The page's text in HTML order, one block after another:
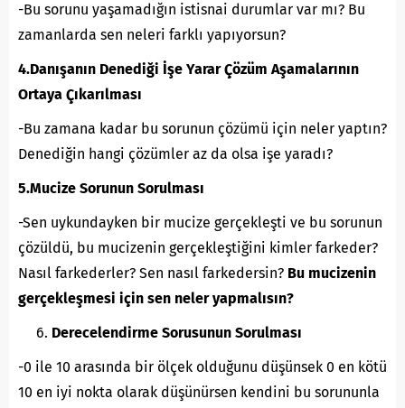
-Bu sorunu yaşamadığın istisnai durumlar var mı? Bu
zamanlarda sen neleri farklı yapıyorsun?
4.Danışanın Denediği İşe Yarar Çözüm Aşamalarının
Ortaya Çıkarılması
-Bu zamana kadar bu sorunun çözümü için neler yaptın?
Denediğin hangi çözümler az da olsa işe yaradı?
5.Mucize Sorunun Sorulması
-Sen uykundayken bir mucize gerçekleşti ve bu sorunun
çözüldü, bu mucizenin gerçekleştiğini kimler farkeder?
Nasıl farkederler? Sen nasıl farkedersin? Bu mucizenin
gerçekleşmesi için sen neler yapmalısın?
Derecelendirme Sorusunun Sorulması
-0 ile 10 arasında bir ölçek olduğunu düşünsek 0 en kötü
10 en iyi nokta olarak düşünürsen kendini bu sorununla